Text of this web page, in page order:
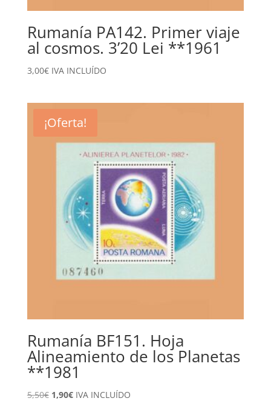
Rumanía PA142. Primer viaje
al cosmos. 3’20 Lei **1961
3,00€ IVA INCLUÍDO
¡Oferta!
Rumanía BF151. Hoja
Alineamiento de los Planetas
**1981
5,50€ El
1,90€ElIVA INCLUÍDO